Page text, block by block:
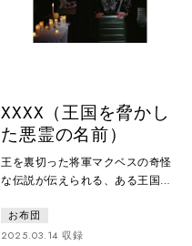
XXXX（王国を脅かし
た悪霊の名前）
王を裏切った将軍マクベスの奇怪
な伝説が伝えられる、ある王国。
ットは、性別や態度の矯正に反抗
して家を飛び出し、荒野の館にた
お布団
2025.03.14 収録